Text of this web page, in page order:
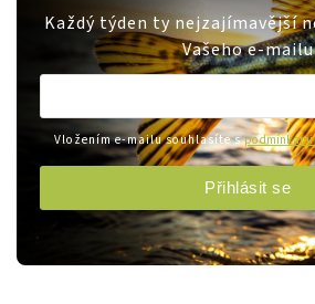
Každý týden ty nejzajímavější
Vašeho e-mailu
Vložením e-mailu souhlasíte spodmínkami
Přihlásit se